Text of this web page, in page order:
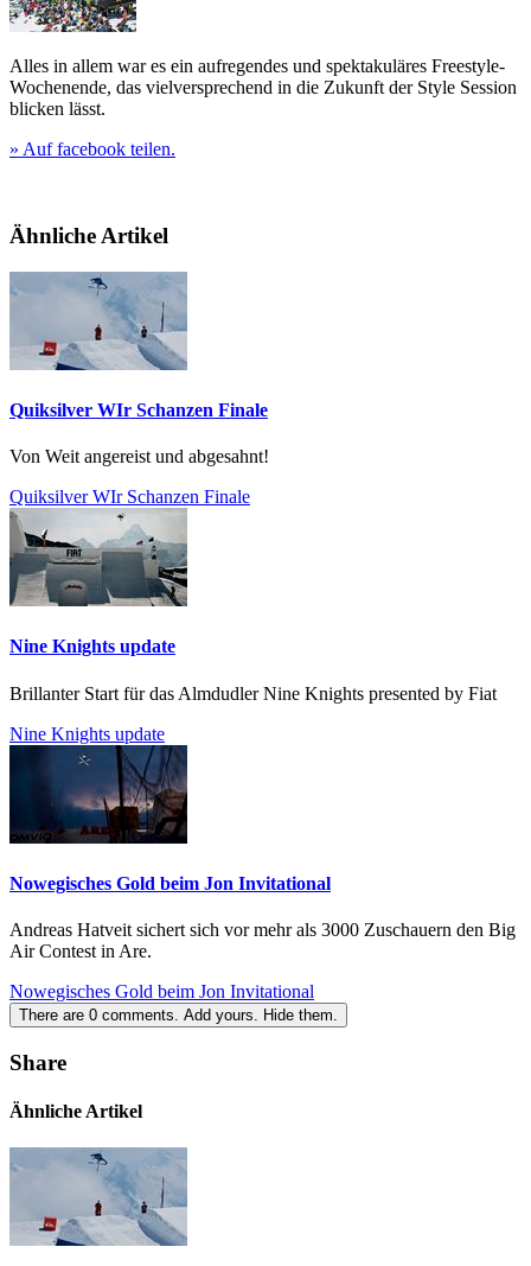
Alles in allem war es ein aufregendes und spektakuläres Freestyle-
Wochenende, das vielversprechend in die Zukunft der Style Session
blicken lässt.
» Auf facebook teilen.
Ähnliche Artikel
Quiksilver WIr Schanzen Finale
Von Weit angereist und abgesahnt!
Quiksilver WIr Schanzen Finale
Nine Knights update
Brillanter Start für das Almdudler Nine Knights presented by Fiat
Nine Knights update
Nowegisches Gold beim Jon Invitational
Andreas Hatveit sichert sich vor mehr als 3000 Zuschauern den Big
Air Contest in Are.
Nowegisches Gold beim Jon Invitational
There are 0 comments. Add yours. Hide them.
Share
Ähnliche Artikel